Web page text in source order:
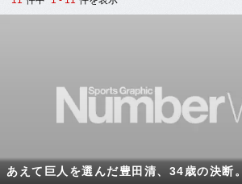
あえて巨人を選んだ豊田清、34歳の決断。